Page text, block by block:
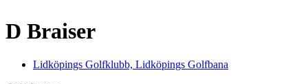
D Braiser
Lidköpings Golfklubb, Lidköpings Golfbana